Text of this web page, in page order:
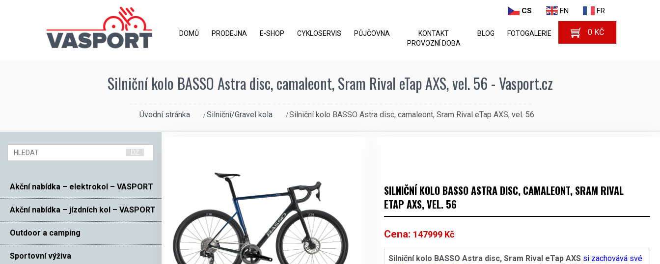
CS EN FR
DOMŮ PRODEJNA E-SHOP CYKLOSERVIS PŮJČOVNA
KONTAKT
PROVOZNÍ DOBA
BLOG FOTOGALERIE 0 KČ
Silniční kolo BASSO Astra disc, camaleont, Sram Rival eTap AXS, vel. 56 - Vasport.cz
Úvodní stránka Silniční/Gravel kola Silniční kolo BASSO Astra disc, camaleont, Sram Rival eTap AXS, vel. 56
Akční nabídka – elektrokol – VASPORT
Akční nabídka – jízdních kol – VASPORT
Outdoor a camping
Sportovní výživa
SILNIČNÍ KOLO BASSO ASTRA DISC, CAMALEONT, SRAM RIVAL
ETAP AXS, VEL. 56
Cena: 147999 Kč
Silniční kolo BASSO Astra disc, Sram Rival eTap AXS si zachovává své